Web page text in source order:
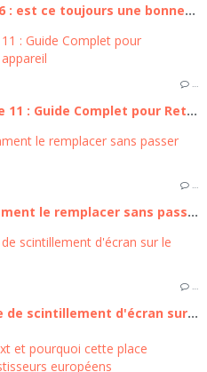
Acheter un iPhone 12 en 2026 : est ce toujours une bonne affaire ?
…
Remplacer la batterie iPhone 11 : Guide Complet pour Retrouver l'autonomie de votre appareil
…
Écran iPhone 16 cassé ? Comment le remplacer sans passer par un professionnel
…
Comment régler le problème de scintillement d'écran sur le Galaxy A54 ?